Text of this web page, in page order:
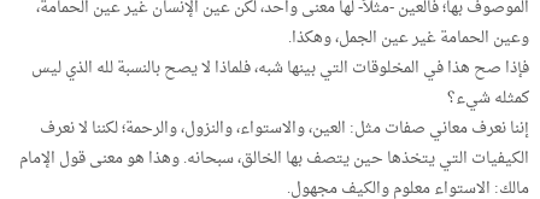
الموصوف بها؛ فالعين -مثلاً- لها معنى واحد، لكن عين الإنسان غير عين الحمامة،
وعين الحمامة غير عين الجمل، وهكذا.
فإذا صح هذا في المخلوقات التي بينها شبه، فلماذا لا يصح بالنسبة لله الذي ليس
كمثله شيء؟
إننا نعرف معاني صفات مثل: العين، والاستواء، والنزول، والرحمة؛ لكننا لا نعرف
الكيفيات التي يتخذها حين يتصف بها الخالق، سبحانه. وهذا هو معنى قول الإمام
مالك: الاستواء معلوم والكيف مجهول.